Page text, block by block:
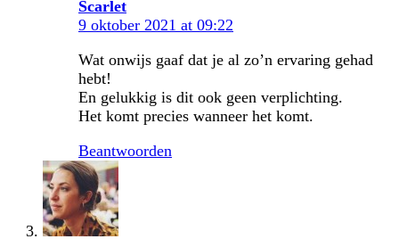
Scarlet
9 oktober 2021 at 09:22
Wat onwijs gaaf dat je al zo’n ervaring gehad
hebt!
En gelukkig is dit ook geen verplichting.
Het komt precies wanneer het komt.
Beantwoorden